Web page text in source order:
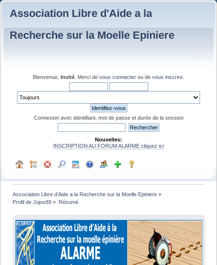
Association Libre d'Aide a la
Recherche sur la Moelle Epiniere
Bienvenue, Invité . Merci de vous connecter ou de vous inscrire
Connexion avec identifiant, mot de passe et durée de la session
Nouvelles:
INSCRIPTION AU FORUM ALARME cliquez ici
Association Libre d'Aide a la Recherche sur la Moelle Epiniere »
Profil de Jojos89 » Résumé